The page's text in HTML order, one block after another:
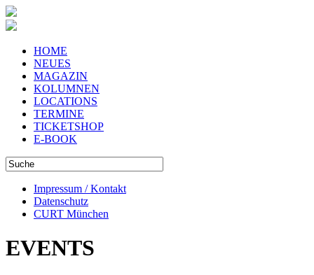
HOME
NEUES
MAGAZIN
KOLUMNEN
LOCATIONS
TERMINE
TICKETSHOP
E-BOOK
Impressum / Kontakt
Datenschutz
CURT München
EVENTS